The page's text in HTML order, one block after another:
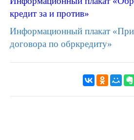
кредит за и против»
Информационный плакат
договора по обркредиту»